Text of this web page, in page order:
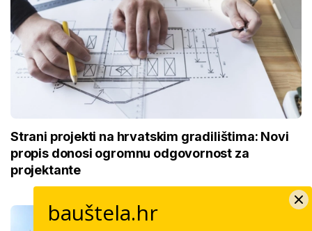
Strani projekti na hrvatskim gradilištima: Novi
propis donosi ogromnu odgovornost za
projektante
bauštela.hr